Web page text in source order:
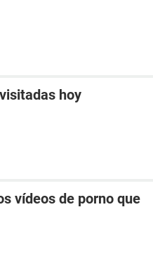
hoy
vídeos de porno que